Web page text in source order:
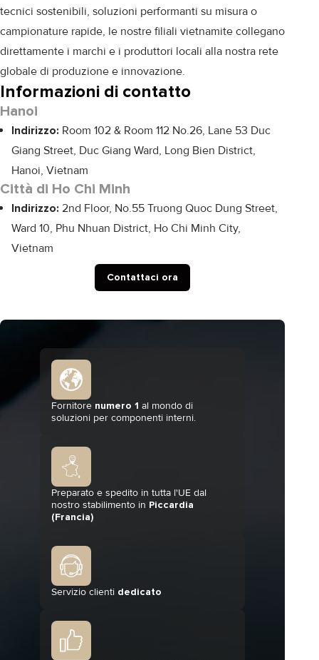
tecnici sostenibili, soluzioni performanti su misura o
campionature rapide, le nostre filiali vietnamite collegano
direttamente i marchi e i produttori locali alla nostra rete
globale di produzione e innovazione.
Informazioni di contatto
Hanoi
Indirizzo: Room 102 & Room 112 No.26, Lane 53 Duc
Giang Street, Duc Giang Ward, Long Bien District,
Hanoi, Vietnam
Città di Ho Chi Minh
Indirizzo: 2nd Floor, No.55 Truong Quoc Dung Street,
Ward 10, Phu Nhuan District, Ho Chi Minh City,
Vietnam
Contattaci ora
Fornitore numero 1 al mondo di
soluzioni per componenti interni.
Preparato e spedito in tutta l'UE dal
nostro stabilimento in Piccardia
(Francia)
Servizio clienti dedicato